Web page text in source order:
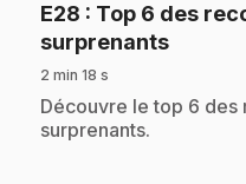
E28 : Top 6 des
surprenants.
2 min 18 s
.Découvre le top 6
surprenants.